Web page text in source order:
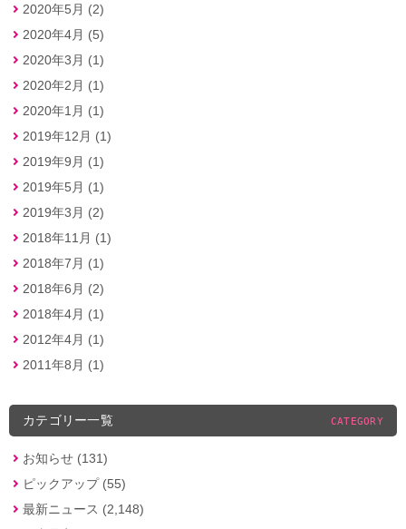
2020年5月 (2)
2020年4月 (5)
2020年3月 (1)
2020年2月 (1)
2020年1月 (1)
2019年12月 (1)
2019年9月 (1)
2019年5月 (1)
2019年3月 (2)
2018年11月 (1)
2018年7月 (1)
2018年6月 (2)
2018年4月 (1)
2012年4月 (1)
2011年8月 (1)
カテゴリー一覧 CATEGORY
お知らせ (131)
ピックアップ (55)
最新ニュース (2,148)